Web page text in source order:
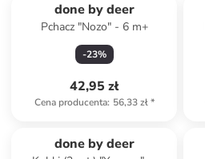
done by deer
Pchacz "Nozo" - 6 m+
-23%
42,95 zł
Cena producenta: 56,33 zł*
done by deer